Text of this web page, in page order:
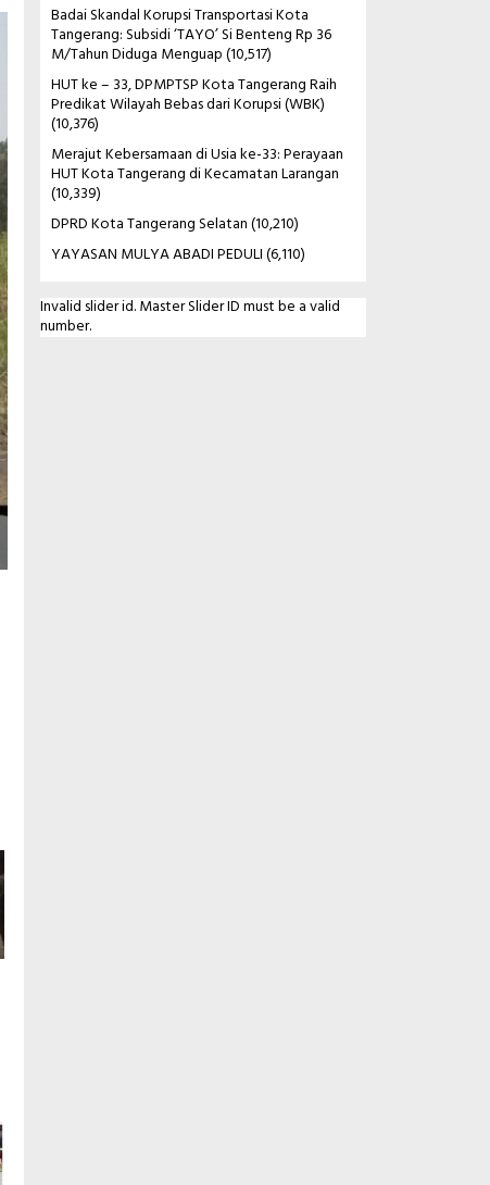
Badai Skandal Korupsi Transportasi Kota
Tangerang: Subsidi ‘TAYO’ Si Benteng Rp 36
M/Tahun Diduga Menguap(10,517)
HUT ke – 33, DPMPTSP Kota Tangerang Raih
Predikat Wilayah Bebas dari Korupsi (WBK)
(10,376)
Merajut Kebersamaan di Usia ke-33: Perayaan
HUT Kota Tangerang di Kecamatan Larangan
(10,339)
DPRD Kota Tangerang Selatan(10,210)
YAYASAN MULYA ABADI PEDULI(6,110)
Invalid slider id. Master Slider ID must be a valid
number.